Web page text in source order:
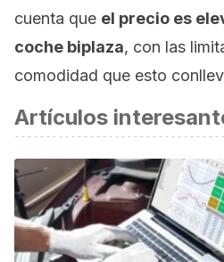
cuenta que el precio es
coche biplaza, con las
comodidad que esto
Artículos